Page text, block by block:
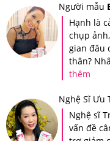
Collagen Be-
5.Nước Uống
Bản Giá Bao
Tại hệ thống Giảm
Be-Max Nội Địa Nhật
Giảm Cân An Toàn là
Người mẫu
Hạnh là
chụp
gian đâu
thân?
thêm
Nghệ Sĩ Ưu
Nghệ sĩ
vấn đề